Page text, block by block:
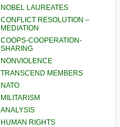
NOBEL LAUREATES
CONFLICT RESOLUTION –
MEDIATION
COOPS-COOPERATION-
SHARING
NONVIOLENCE
TRANSCEND MEMBERS
NATO
MILITARISM
ANALYSIS
HUMAN RIGHTS